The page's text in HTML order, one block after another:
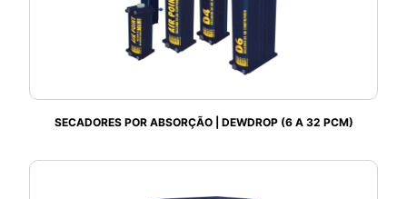
SECADORES POR ABSORÇÃO | DEWDROP (6 A 32 PCM)